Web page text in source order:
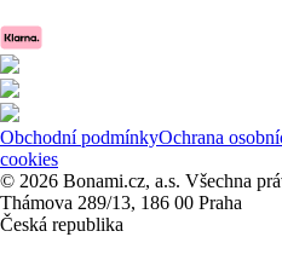
Obchodní podmínkyOchrana
cookies
© 2026 Bonami.cz, a.s. Všechna
Thámova 289/13, 186 00 Praha
Česká republika